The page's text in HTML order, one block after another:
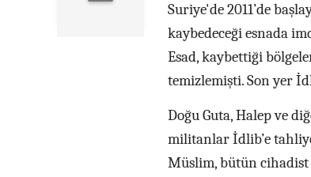
Suriye'de 2011’de
kaybedeceği esnada
Esad, kaybettiği
temizlemişti. Son yer
Doğu Guta, Halep ve
militanlar İdlib’e
Müslim, bütün cihadist